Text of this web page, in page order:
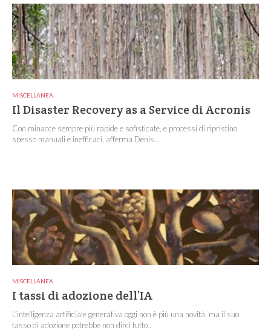
MISCELLANEA
Il Disaster Recovery as a Service di Acronis
Con minacce sempre più rapide e sofisticate, e processi di ripristino
spesso manuali e inefficaci, afferma Denis...
MISCELLANEA
I tassi di adozione dell’IA
L’intelligenza artificiale generativa oggi non è più una novità, ma il suo
tasso di adozione potrebbe non dirci tutto...